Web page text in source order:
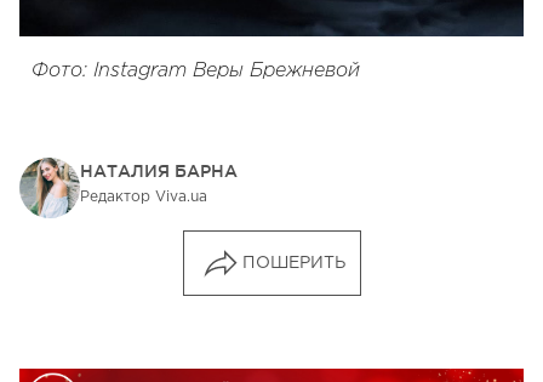
Фото: Instagram Веры Брежневой
НАТАЛИЯ БАРНА
Редактор Viva.ua
ПОШЕРИТЬ